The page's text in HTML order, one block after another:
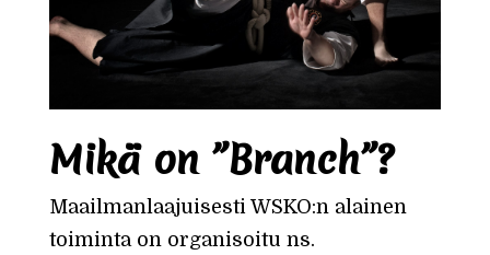
Mikä on ”Branch”?
Maailmanlaajuisesti WSKO:n alainen
toiminta on organisoitu ns.